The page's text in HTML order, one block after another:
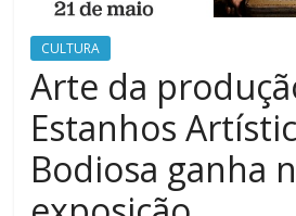
CULTURA
Arte da
Estanhos
Bodiosa ganha